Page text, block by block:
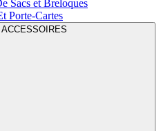
Sacs et Breloques
Porte-Cartes
ACCESSOIRES